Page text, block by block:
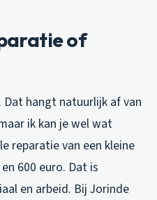
of
hangt natuurlijk af van
ik kan je wel wat
reparatie van een kleine
600 euro. Dat is
en arbeid. Bij Jorinde